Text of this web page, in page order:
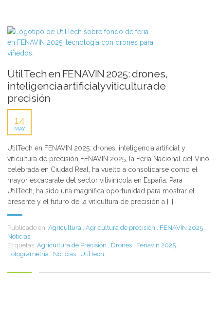
UtilTech en FENAVIN 2025: drones,
inteligencia artificial y viticultura de
precisión
14
MAY
UtilTech en FENAVIN 2025: drones, inteligencia artificial y
viticultura de precisión FENAVIN 2025, la Feria Nacional del Vino
celebrada en Ciudad Real, ha vuelto a consolidarse como el
mayor escaparate del sector vitivinícola en España. Para
UtilTech, ha sido una magnífica oportunidad para mostrar el
presente y el futuro de la viticultura de precisión a […]
Publicado en: Agricultura , Agricultura de precisión , FENAVIN 2025 ,
Noticias
Etiquetas: Agricultura de Precisión , Drones , Fenavin 2025 ,
Fotogrametría , Noticias , UtilTech